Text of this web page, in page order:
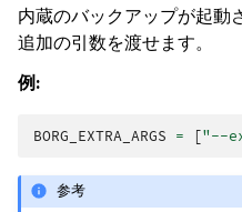
内蔵のバックアップが起動
追加の引数を渡せます。
例:
BORG_EXTRA_ARGS = ["--
参考